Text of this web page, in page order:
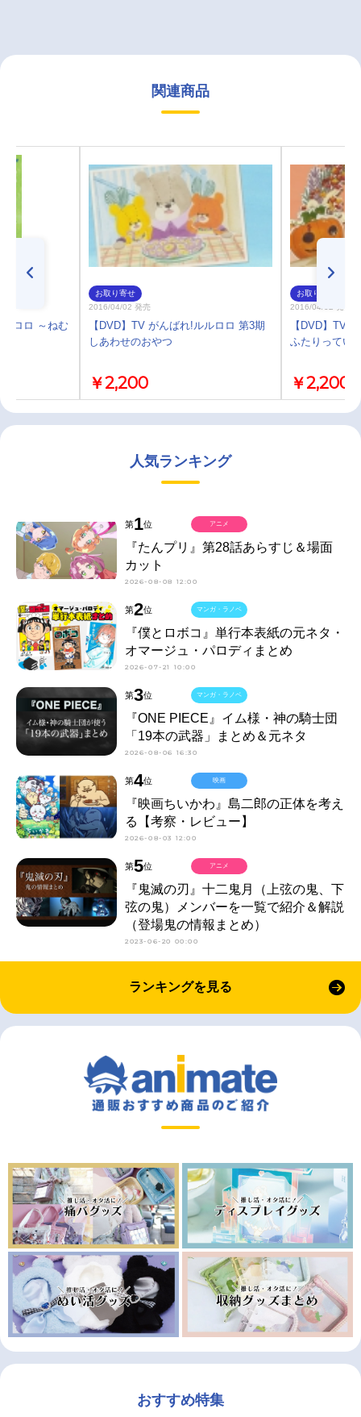
関連商品
ロロ ～ねむ
お取り寄せ
2016/04/02 発売
【DVD】TV がんばれ!ルルロロ 第3期
しあわせのおやつ
￥2,200
お取り寄せ
2016/04/02 発売
【DVD】TV
ふたりってい
￥2,200
人気ランキング
第1位
『たんプリ』第28話あらすじ＆場面
カット
2026-08-08 12:00
アニメ
第2位
『僕とロボコ』単行本表紙の元ネタ・
オマージュ・パロディまとめ
2026-07-21 10:00
マンガ・ラノベ
第3位
『ONE PIECE』イム様・神の騎士団
「19本の武器」まとめ＆元ネタ
2026-08-06 16:30
マンガ・ラノベ
第4位
『映画ちいかわ』島二郎の正体を考え
る【考察・レビュー】
2026-08-03 12:00
映画
第5位
『鬼滅の刃』十二鬼月（上弦の鬼、下
弦の鬼）メンバーを一覧で紹介＆解説
（登場鬼の情報まとめ）
2023-06-20 00:00
アニメ
ランキングを見る
おすすめ特集